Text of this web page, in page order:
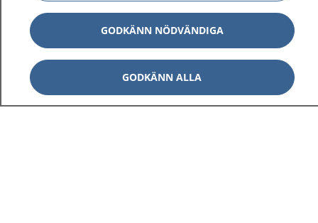
1177 på flera språk Visa
GODKÄNN NÖDVÄNDIGA
GODKÄNN ALLA